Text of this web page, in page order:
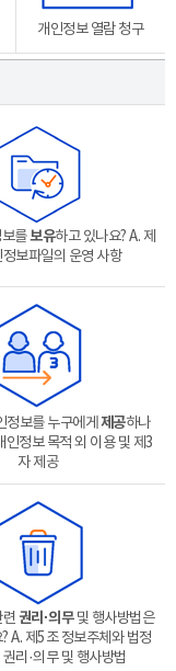
개인정보 열람 청구
보를보유하고 있나요?A. 제
보파일의 운영 사항
정보를 누구에게 제공하나
인정보 목적 외 이용 및 제3
자 제공
권리·의무및 행사방법은
A. 제5조 정보주체와 법정
리·의무 및 행사방법